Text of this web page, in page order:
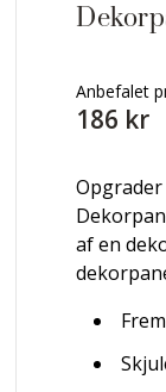
Anbefalet
186 kr
af en